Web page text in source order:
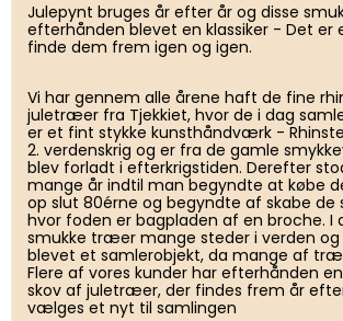
Julepynt bruges år efter år og disse
efterhånden blevet en klassiker - Det
finde dem frem igen og igen.
Vi har gennem alle årene haft de fine
juletræer fra Tjekkiet, hvor de i dag
er et fint stykke kunsthåndværk -
2. verdenskrig og er fra de gamle
blev forladt i efterkrigstiden. Derefter
mange år indtil man begyndte at købe
op slut 80érne og begyndte af skabe
hvor foden er bagpladen af en broche. I
smukke træer mange steder i verden
blevet et samlerobjekt, da mange af
Flere af vores kunder har efterhånden
skov af juletræer, der findes frem år
vælges et nyt til samlingen